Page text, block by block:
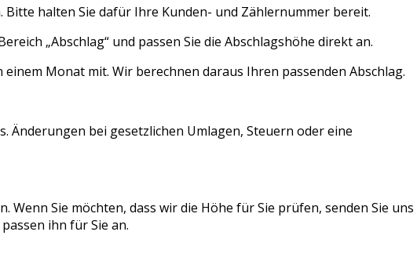
. Bitte halten Sie dafür Ihre Kunden- und Zählernummer bereit.
„Abschlag“ und passen Sie die Abschlagshöhe direkt an.
Monat mit. Wir berechnen daraus Ihren passenden Abschlag.
Änderungen bei gesetzlichen Umlagen, Steuern oder eine
Sie möchten, dass wir die Höhe für Sie prüfen, senden Sie uns
ihn für Sie an.